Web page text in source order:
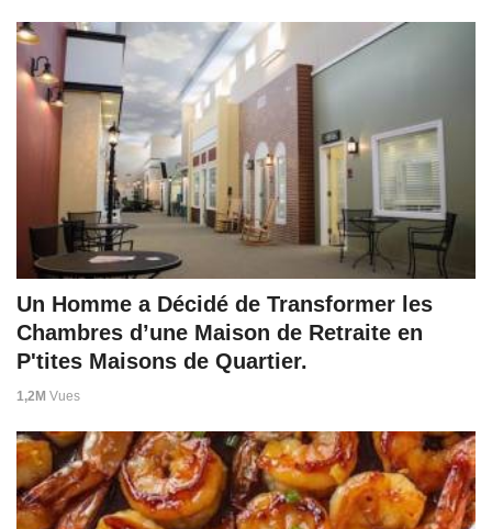
Un Homme a Décidé de Transformer les
Chambres d’une Maison de Retraite en
P'tites Maisons de Quartier.
1,2M Vues